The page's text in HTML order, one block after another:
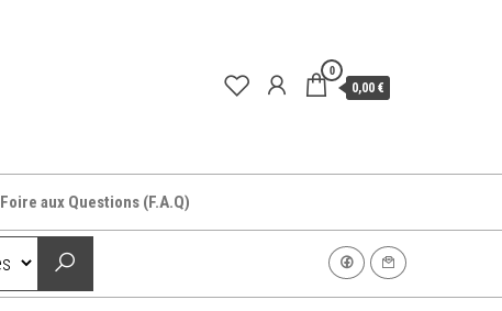
0
0,00 €
Foire aux Questions (F.A.Q)